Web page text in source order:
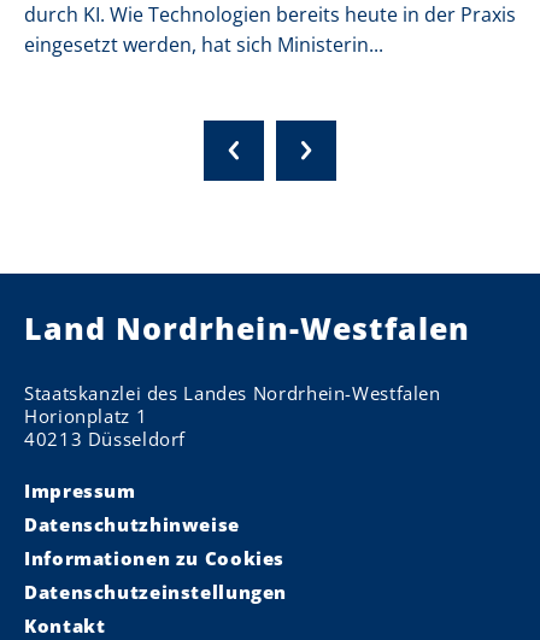
durch KI. Wie Technologien bereits heute in der Praxis
eingesetzt werden, hat sich Ministerin...
Land Nordrhein-Westfalen
Staatskanzlei des Landes Nordrhein-Westfalen
Horionplatz 1
40213 Düsseldorf
Impressum
Datenschutzhinweise
Informationen zu Cookies
Datenschutzeinstellungen
Kontakt